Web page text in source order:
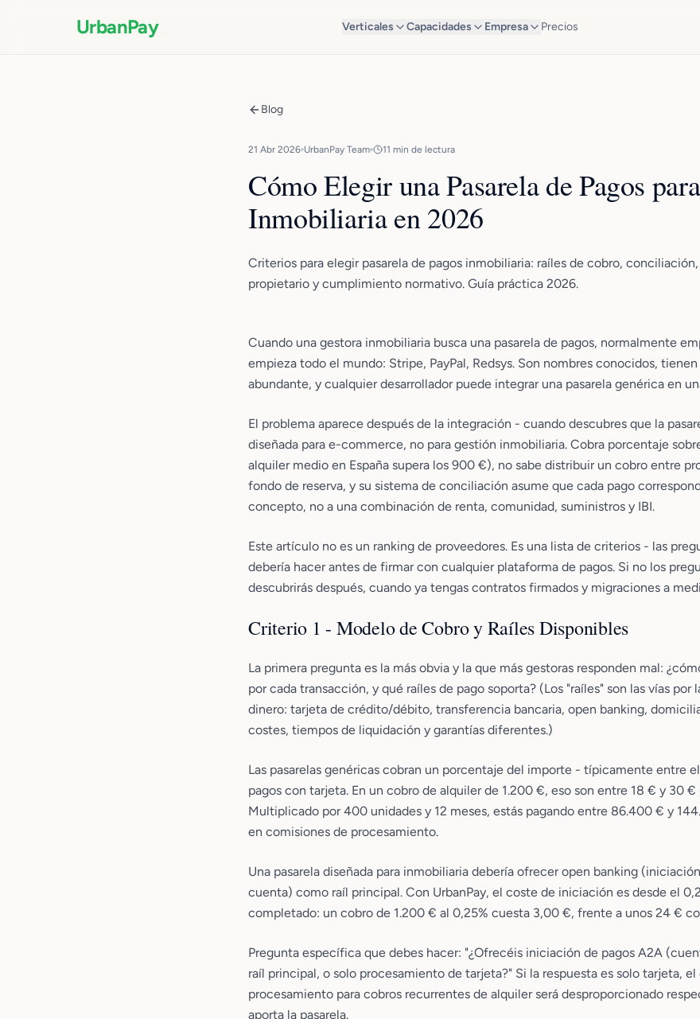
UrbanPay Verticales Capacidades Empresa Precios
Blog
21 Abr 2026 UrbanPay Team 11 min de lectura
Cómo Elegir una Pasarela de Pagos
Inmobiliaria en 2026
Criterios para elegir pasarela de pagos inmobiliaria: raíles de cobro,
propietario y cumplimiento normativo. Guía práctica 2026.
Cuando una gestora inmobiliaria busca una pasarela de pagos, normalmente
empieza todo el mundo: Stripe, PayPal, Redsys. Son nombres conocidos,
abundante, y cualquier desarrollador puede integrar una pasarela genérica en
El problema aparece después de la integración - cuando descubres que la
diseñada para e-commerce, no para gestión inmobiliaria. Cobra porcentaje
alquiler medio en España supera los 900 €), no sabe distribuir un cobro entre
fondo de reserva, y su sistema de conciliación asume que cada pago
concepto, no a una combinación de renta, comunidad, suministros y IBI.
Este artículo no es un ranking de proveedores. Es una lista de criterios - las
debería hacer antes de firmar con cualquier plataforma de pagos. Si no los
descubrirás después, cuando ya tengas contratos firmados y migraciones a
Criterio 1 - Modelo de Cobro y Raíles Disponibles
La primera pregunta es la más obvia y la que más gestoras responden mal:
por cada transacción, y qué raíles de pago soporta? (Los "raíles" son las vías por
dinero: tarjeta de crédito/débito, transferencia bancaria, open banking,
costes, tiempos de liquidación y garantías diferentes.)
Las pasarelas genéricas cobran un porcentaje del importe - típicamente entre el
pagos con tarjeta. En un cobro de alquiler de 1.200 €, eso son entre 18 € y 30
Multiplicado por 400 unidades y 12 meses, estás pagando entre 86.400 € y
en comisiones de procesamiento.
Una pasarela diseñada para inmobiliaria debería ofrecer open banking
cuenta) como raíl principal. Con UrbanPay, el coste de iniciación es desde el
completado: un cobro de 1.200 € al 0,25% cuesta 3,00 €, frente a unos 24 €
Pregunta específica que debes hacer: "¿Ofrecéis iniciación de pagos A2A
raíl principal, o solo procesamiento de tarjeta?" Si la respuesta es solo tarjeta,
procesamiento para cobros recurrentes de alquiler será desproporcionado
aporta la pasarela.